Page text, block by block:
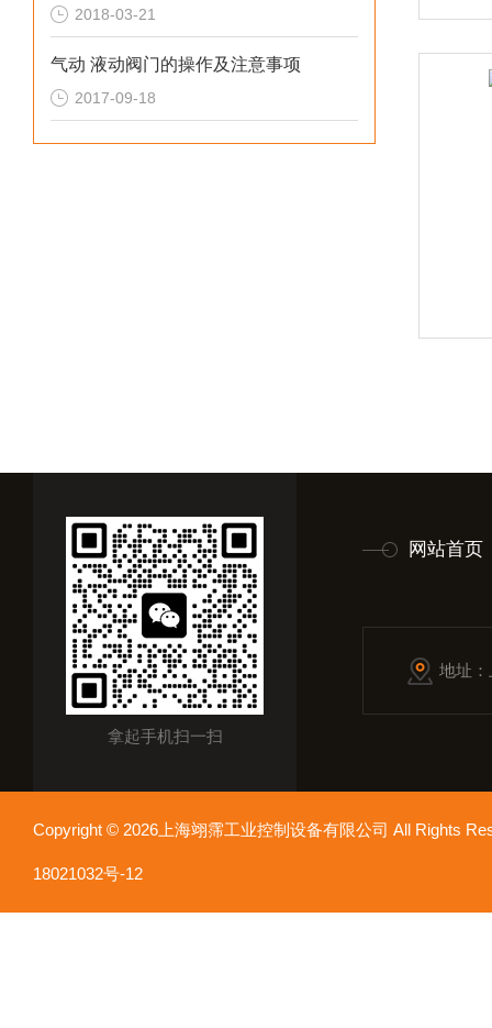
2018-03-21
气动 液动阀门的操作及注意事项
2017-09-18
拿起手机扫一扫
网站首页
地址
Copyright © 2026上海翊霈工业控制设备有限公司 All Rights
18021032号-12